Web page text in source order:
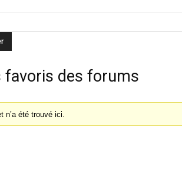
favoris des forums
n’a été trouvé ici.